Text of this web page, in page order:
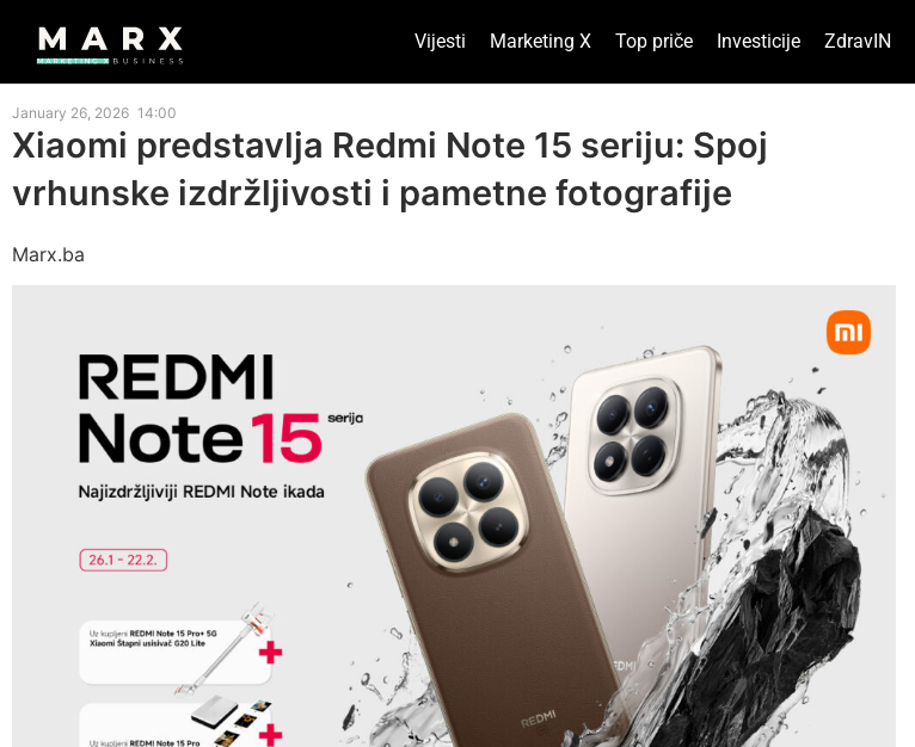
Vijesti Marketing X Top priče Investicije ZdravIN
January 26, 2026 14:00
Xiaomi predstavlja Redmi Note 15 seriju: Spoj
vrhunske izdržljivosti i pametne fotografije
Marx.ba